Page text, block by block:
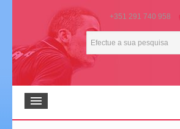
+351 291 740 958
Início